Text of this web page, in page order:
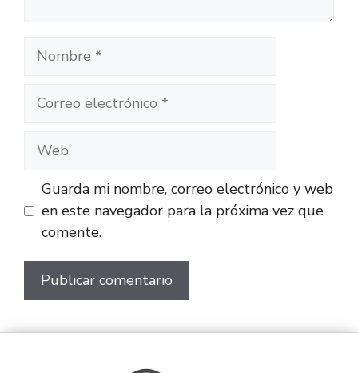
Guarda mi nombre, correo electrónico y web
en este navegador para la próxima vez que
comente.